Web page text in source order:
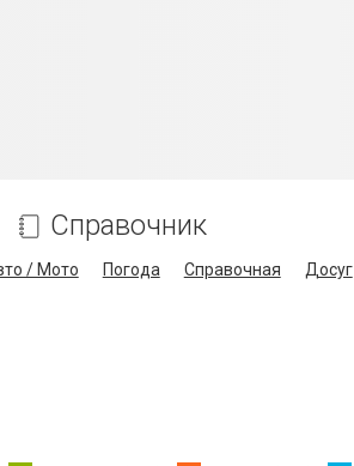
Справочник
/ Мото Погода Справочная Досуг